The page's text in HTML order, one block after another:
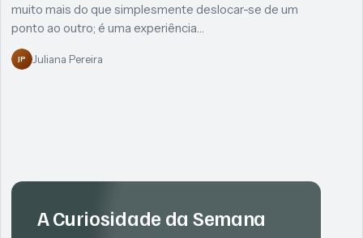
muito mais do que simplesmente deslocar-se de um
ponto ao outro; é uma experiência…
JP Juliana Pereira
A Curiosidade da Semana